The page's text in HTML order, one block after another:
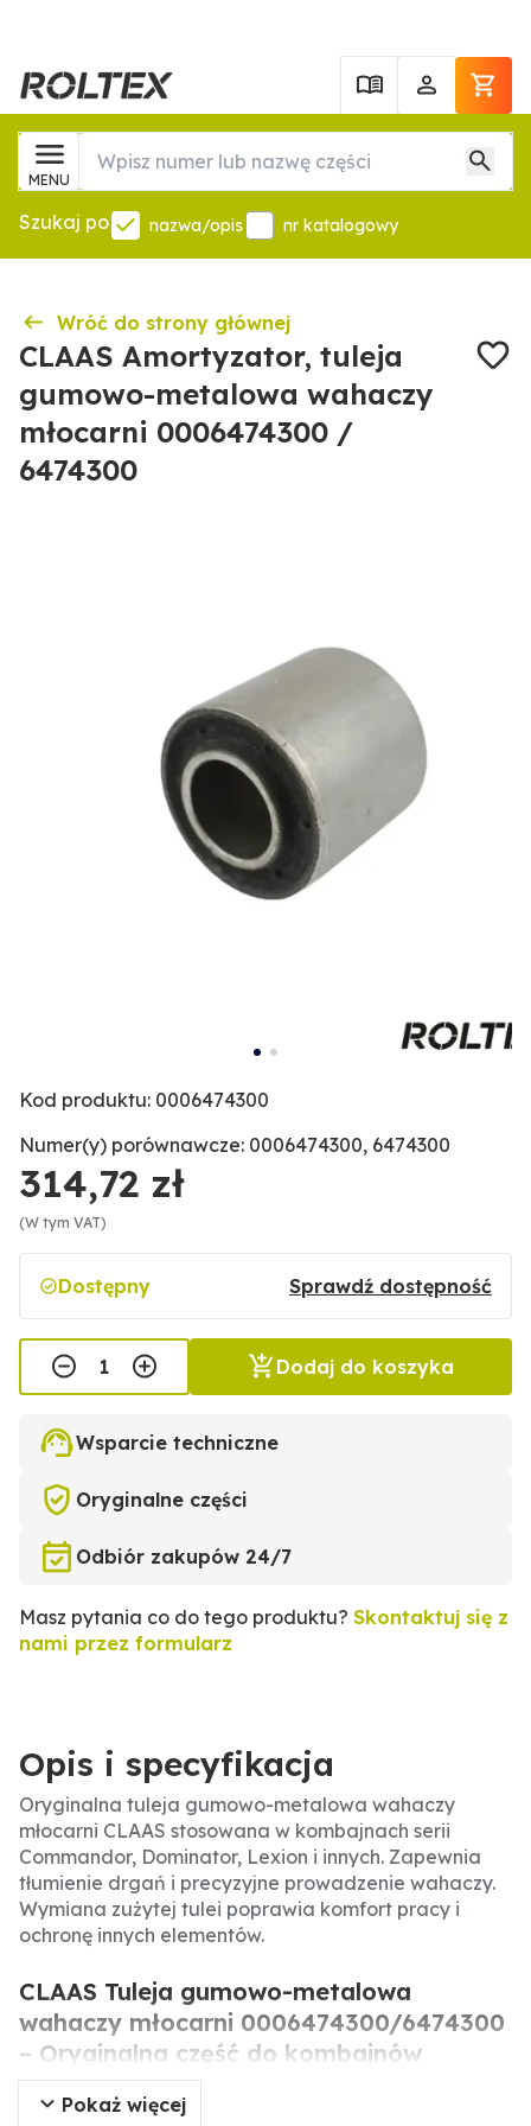
MENU
Szukaj po nazwa/opis nr katalogowy
Wróć do strony głównej
CLAAS Amortyzator, tuleja
gumowo-metalowa wahaczy
młocarni 0006474300 /
6474300
Kod produktu: 0006474300
Numer(y) porównawcze: 0006474300, 6474300
314,72 zł
(W tym VAT)
Dostępny Sprawdź dostępność
Dodaj do koszyka
Wsparcie techniczne
Oryginalne części
Odbiór zakupów 24/7
Masz pytania co do tego produktu? Skontaktuj się z
nami przez formularz
Opis i specyfikacja
Oryginalna tuleja gumowo-metalowa wahaczy
młocarni CLAAS stosowana w kombajnach serii
Commandor, Dominator, Lexion i innych. Zapewnia
tłumienie drgań i precyzyjne prowadzenie wahaczy.
Wymiana zużytej tulei poprawia komfort pracy i
ochronę innych elementów.
CLAAS Tuleja gumowo-metalowa
wahaczy młocarni 0006474300/6474300
– Oryginalna część do kombajnów
Oryginalna tuleja gumowo-metalowa wahaczy
Pokaż więcej